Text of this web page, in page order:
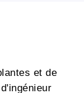
et de